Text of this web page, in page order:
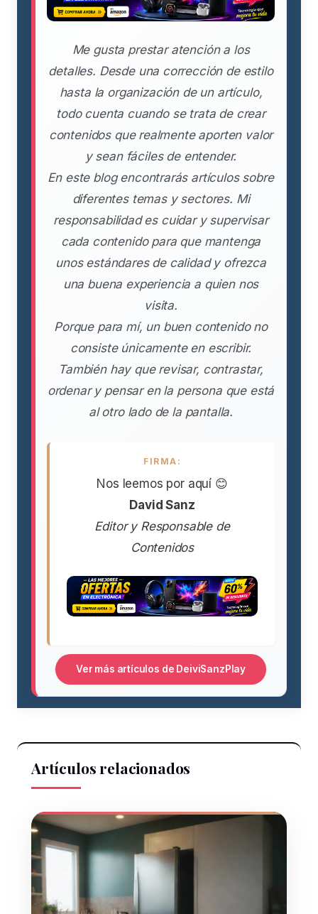
Me gusta prestar atención a los
detalles. Desde una corrección de estilo
hasta la organización de un artículo,
todo cuenta cuando se trata de crear
contenidos que realmente aporten valor
y sean fáciles de entender.
En este blog encontrarás artículos sobre
diferentes temas y sectores. Mi
responsabilidad es cuidar y supervisar
cada contenido para que mantenga
unos estándares de calidad y ofrezca
una buena experiencia a quien nos
visita.
Porque para mí, un buen contenido no
consiste únicamente en escribir.
También hay que revisar, contrastar,
ordenar y pensar en la persona que está
al otro lado de la pantalla.
FIRMA:
Nos leemos por aquí 😊
David Sanz
Editor y Responsable de
Contenidos
Ver más artículos de DeiviSanzPlay
Artículos relacionados